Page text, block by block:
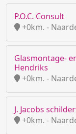
P.O.C. Consult
+0km. -
Glasmontage-
Hendriks
+0km. -
J. Jacobs
+0km. -